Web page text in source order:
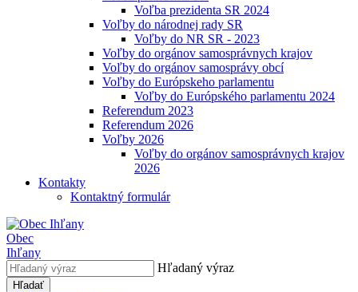
Voľba prezidenta SR 2024
Voľby do národnej rady SR
Voľby do NR SR - 2023
Voľby do orgánov samosprávnych krajov
Voľby do orgánov samosprávy obcí
Voľby do Európskeho parlamentu
Voľby do Európského parlamentu 2024
Referendum 2023
Referendum 2026
Voľby 2026
Voľby do orgánov samosprávnych krajov
2026
Kontakty
Kontaktný formulár
Obec
Ihľany
Hľadaný výraz
Hľadať